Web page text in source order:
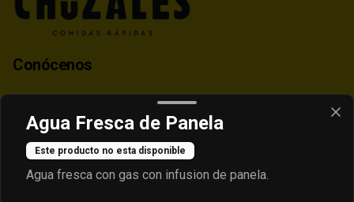
Conócenos
Despacho
Términos y condiciones
Agua Fresca de Panela
Este producto no esta disponible
Agua fresca con gas con infusion de panela.